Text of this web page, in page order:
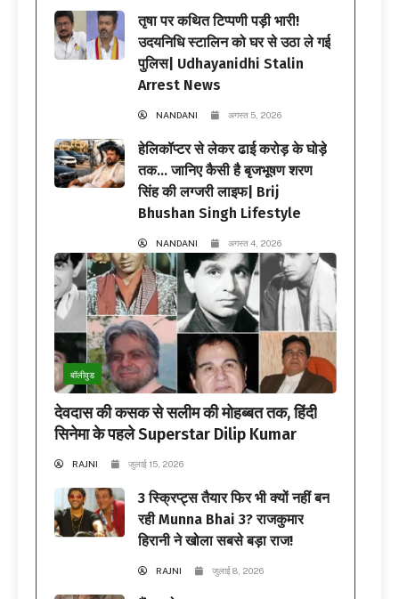
तृषा पर कथित टिप्पणी पड़ी भारी!
उदयनिधि स्टालिन को घर से उठा ले गई
पुलिस| Udhayanidhi Stalin
Arrest News
NANDANI अगस्त 5, 2026
हेलिकॉप्टर से लेकर ढाई करोड़ के घोड़े
तक… जानिए कैसी है बृजभूषण शरण
सिंह की लग्जरी लाइफ| Brij
Bhushan Singh Lifestyle
NANDANI अगस्त 4, 2026
बॉलीवुड
देवदास की कसक से सलीम की मोहब्बत तक, हिंदी
सिनेमा के पहले Superstar Dilip Kumar
RAJNI जुलाई 15, 2026
3 स्क्रिप्ट्स तैयार फिर भी क्यों नहीं बन
रही Munna Bhai 3? राजकुमार
हिरानी ने खोला सबसे बड़ा राज!
RAJNI जुलाई 8, 2026